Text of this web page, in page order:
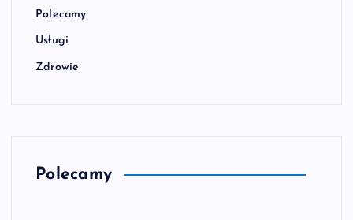
Polecamy
Usługi
Zdrowie
Polecamy